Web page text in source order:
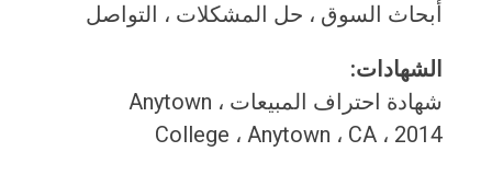
أبحاث السوق ، حل المشكلات ، التواصل
الشهادات:
شهادة احتراف المبيعات ، Anytown
College ، Anytown ، CA ، 2014